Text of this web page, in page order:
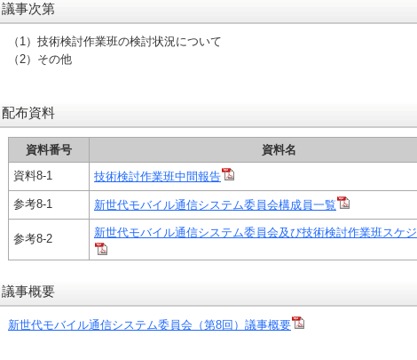
議事次第
（1）技術検討作業班の検討状況について
（2）その他
配布資料
資料番号 資料名
資料8-1
技術検討作業班中間報告
参考8-1 新世代モバイル通信システム委員会構成員一覧
参考8-2 新世代モバイル通信システム委員会及び技術検討作業班スケ
議事概要
新世代モバイル通信システム委員会（第8回）議事概要